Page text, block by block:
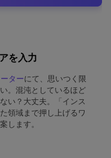
を入力
ターにて、思いつく限
。混沌としているほど
い？大丈夫。「インス
領域まで押し上げるワ
します。